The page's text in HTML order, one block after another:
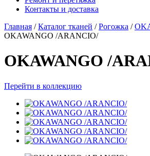
Контакты и доставка
Главная / Каталог тканей / Рогожка /
OKAWANGO /ARANCIO/
OKAWANGO /
Перейти в коллекцию